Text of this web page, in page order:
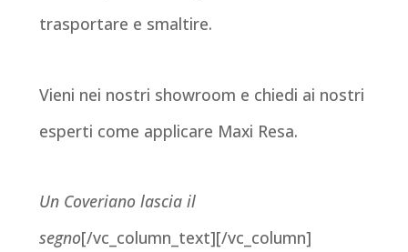
trasportare e smaltire.
Vieni nei nostri showroom e chiedi ai nostri
esperti come applicare Maxi Resa.
Un Coveriano lascia il
segno[/vc_column_text][/vc_column]